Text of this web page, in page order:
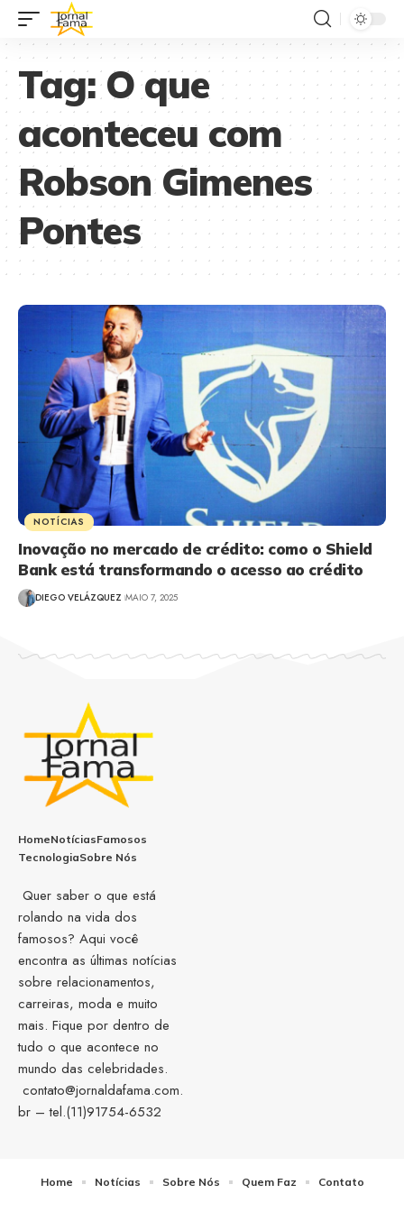
Tag:O que
aconteceu com
Robson Gimenes
Pontes
NOTÍCIAS
Inovação no mercado de crédito: como o Shield
Bank está transformando o acesso ao crédito
DIEGO VELÁZQUEZ MAIO 7, 2025
HomeNotíciasFamosos
TecnologiaSobre Nós
Quer saber o que está
rolando na vida dos
famosos? Aqui você
encontra as últimas notícias
sobre relacionamentos,
carreiras, moda e muito
mais. Fique por dentro de
tudo o que acontece no
mundo das celebridades.
contato@jornaldafama.com.
br – tel.(11)91754-6532
Home Notícias Sobre Nós Quem Faz Contato